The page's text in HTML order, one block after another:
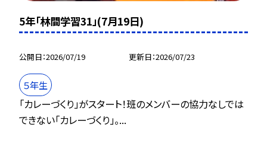
5年「林間学習31」(7月19日)
公開日 2026/07/19 更新日 2026/07/23
５年生
「カレーづくり」がスタート！班のメンバーの協力なしでは
できない「カレーづくり」。...